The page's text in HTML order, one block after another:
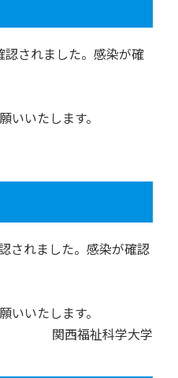
されました。感染が確
いたします。
されました。感染が確認
いたします。
関西福祉科学大学